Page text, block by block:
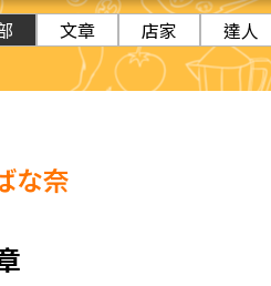
文章 店家 達人
な奈